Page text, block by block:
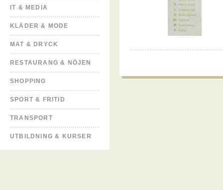
IT & MEDIA
KLÄDER & MODE
MAT & DRYCK
RESTAURANG & NÖJEN
SHOPPING
SPORT & FRITID
TRANSPORT
UTBILDNING & KURSER